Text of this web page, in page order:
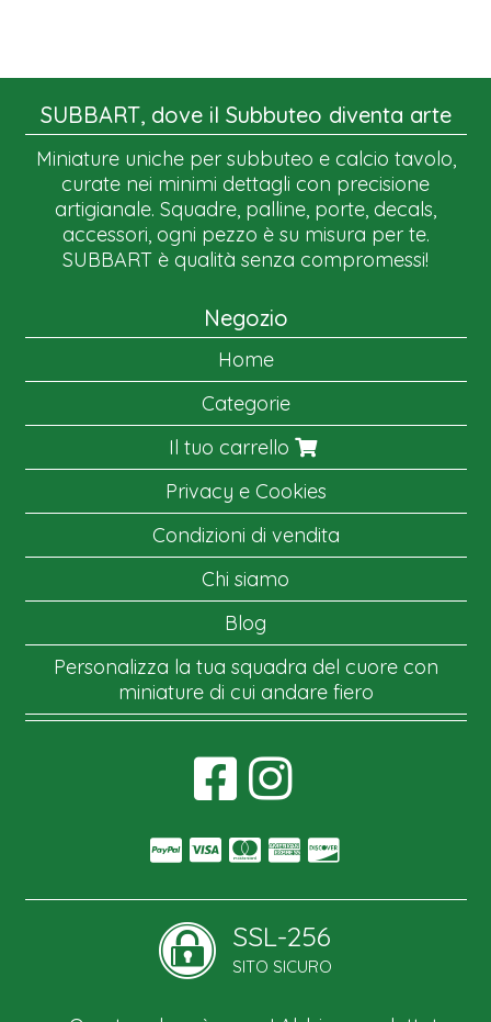
SUBBART, dove il Subbuteo diventa arte
Miniature uniche per subbuteo e calcio tavolo,
curate nei minimi dettagli con precisione
artigianale. Squadre, palline, porte, decals,
accessori, ogni pezzo è su misura per te.
SUBBART è qualità senza compromessi!
Negozio
Home
Categorie
Il tuo carrello
Privacy e Cookies
Condizioni di vendita
Chi siamo
Blog
Personalizza la tua squadra del cuore con
miniature di cui andare fiero
SSL-256
SITO SICURO